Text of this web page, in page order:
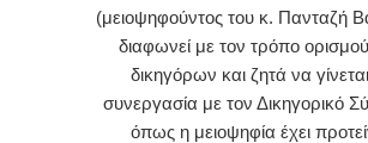
(μειοψηφούντος του κ. Πανταζή
διαφωνεί με τον τρόπο
δικηγόρων και ζητά να
συνεργασία με τον Δικηγορικό
όπως η μειοψηφία έχει